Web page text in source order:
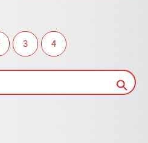
3 4